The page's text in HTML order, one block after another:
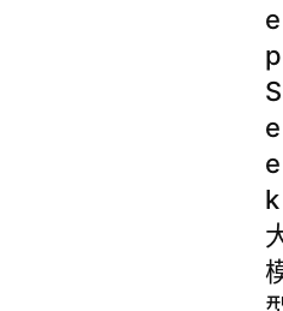
e
p
S
e
e
k